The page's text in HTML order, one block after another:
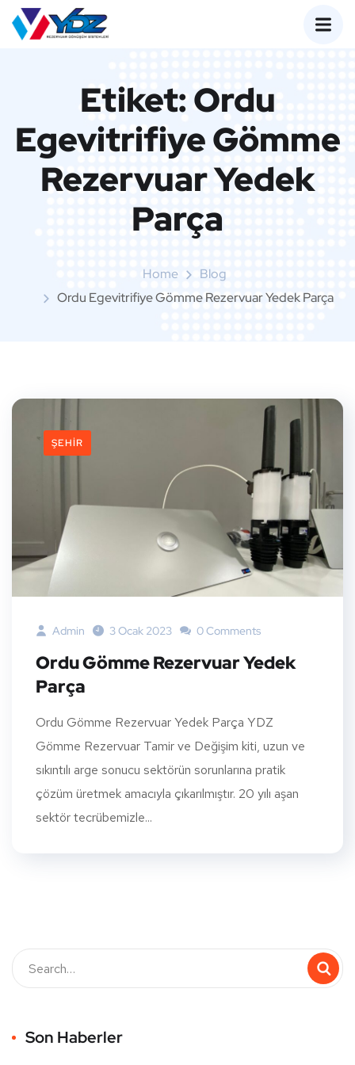
Etiket:Ordu
Egevitrifiye Gömme
Rezervuar Yedek
Parça
Home
Blog
Ordu Egevitrifiye Gömme Rezervuar Yedek Parça
ŞEHIR
Admin 3 Ocak 2023 0 Comments
Ordu Gömme Rezervuar Yedek
Parça
Ordu Gömme Rezervuar Yedek Parça YDZ
Gömme Rezervuar Tamir ve Değişim kiti, uzun ve
sıkıntılı arge sonucu sektörün sorunlarına pratik
çözüm üretmek amacıyla çıkarılmıştır. 20 yılı aşan
sektör tecrübemizle...
Son Haberler